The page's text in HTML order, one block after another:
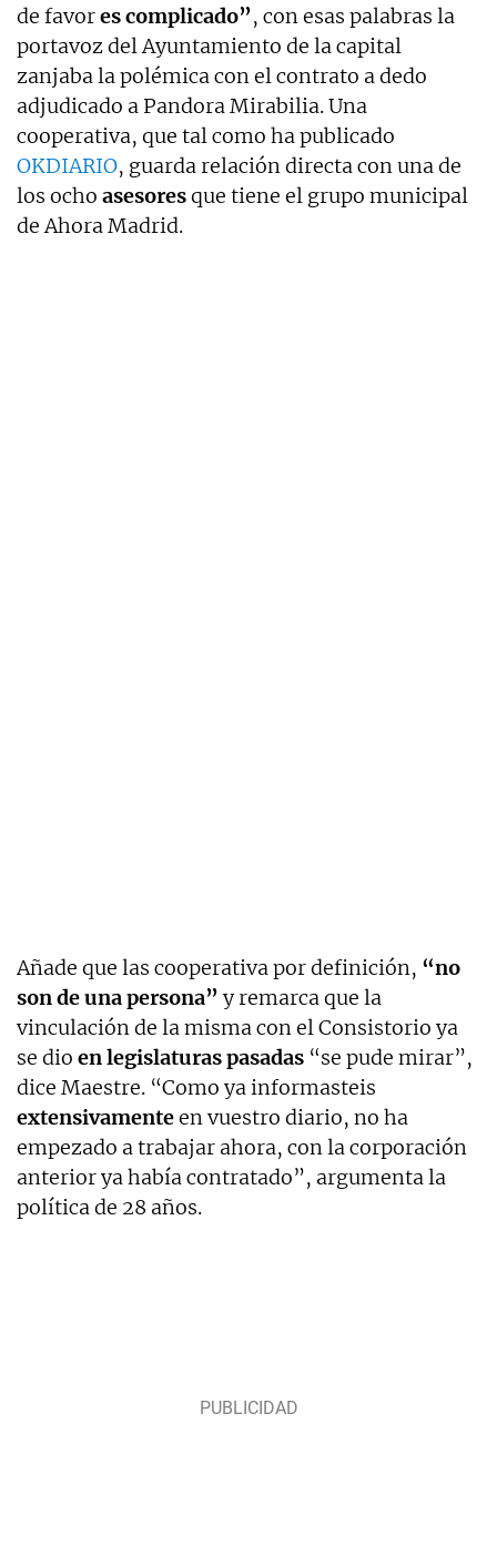
de favores complicado”, con esas palabras la
portavoz del Ayuntamiento de la capital
zanjaba la polémica con el contrato a dedo
adjudicado a Pandora Mirabilia. Una
cooperativa, que tal como ha publicado
OKDIARIO, guarda relación directa con una de
los ocho asesoresque tiene el grupo municipal
de Ahora Madrid.
Añade que las cooperativa por definición, “no
son de una persona” y remarca que la
vinculación de la misma con el Consistorio ya
se dio en legislaturas pasadas “se pude mirar”,
dice Maestre. “Como ya informasteis
extensivamenteen vuestro diario, no ha
empezado a trabajar ahora, con la corporación
anterior ya había contratado”, argumenta la
política de 28 años.